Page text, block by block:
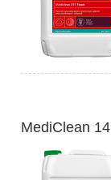
MediClean